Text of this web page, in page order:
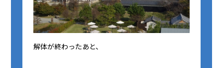
解体が終わったあと、